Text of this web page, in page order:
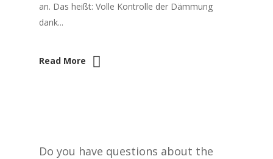
an. Das heißt: Volle Kontrolle der Dämmung
dank...
Read More
Do you have questions about the